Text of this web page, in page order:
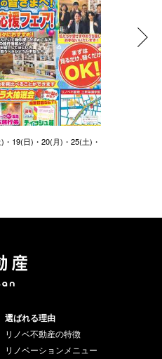
19(日)・20(月)・25(土)・
選ばれる理由
リノベ不動産の特徴
リノベーションメニュー